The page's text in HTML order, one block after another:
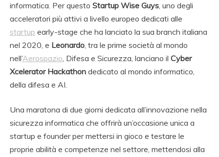
informatica. Per questo Startup Wise Guys, uno degli
acceleratori più attivi a livello europeo dedicati alle
startup early-stage che ha lanciato la sua branch italiana
nel 2020, e Leonardo, tra le prime società al mondo
nell’Aerospazio, Difesa e Sicurezza, lanciano il Cyber
Xcelerator Hackathon dedicato al mondo informatico,
della difesa e AI.
Una maratona di due giorni dedicata all’innovazione nella
sicurezza informatica che offrirà un’occasione unica a
startup e founder per mettersi in gioco e testare le
proprie abilità e competenze nel settore, mettendosi alla